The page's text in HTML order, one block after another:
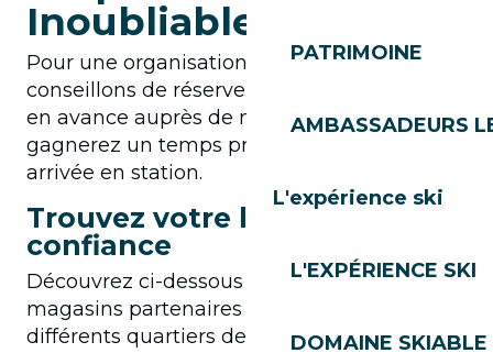
PATRIMOINE
AMBASSADEURS
L'expérience ski
L'EXPÉRIENCE SKI
DOMAINE SKIABLE
Inoubliable*
Pour une organisation sereine, nous vous
conseillons de réserver votre équipement
en avance auprès de nos prestataires. Vous
gagnerez un temps précieux lors de votre
arrivée en station.
Trouvez votre loueur de
confiance
Découvrez ci-dessous la liste de nos
magasins partenaires répartis dans les
différents quartiers de la station.